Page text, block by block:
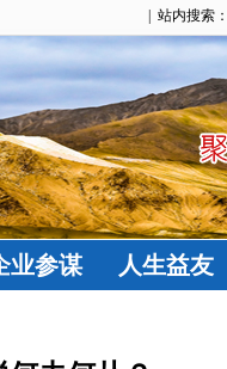
| 站内搜索：
业参谋 人生益友